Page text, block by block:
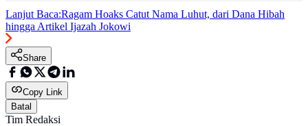
Lanjut Baca:Ragam Hoaks Catut Nama Luhut, dari Dana Hibah
hingga Artikel Ijazah Jokowi
Share
Copy Link
Batal
Tim Redaksi